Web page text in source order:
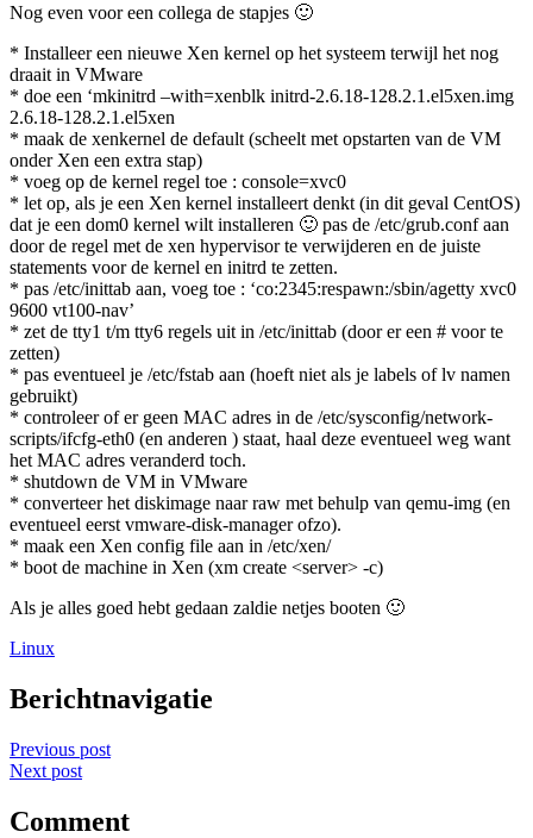
Nog even voor een collega de stapjes 🙂
* Installeer een nieuwe Xen kernel op het systeem terwijl het nog
draait in VMware
* doe een ‘mkinitrd –with=xenblk initrd-2.6.18-128.2.1.el5xen.img
2.6.18-128.2.1.el5xen
* maak de xenkernel de default (scheelt met opstarten van de VM
onder Xen een extra stap)
* voeg op de kernel regel toe : console=xvc0
* let op, als je een Xen kernel installeert denkt (in dit geval CentOS)
dat je een dom0 kernel wilt installeren 🙂 pas de /etc/grub.conf aan
door de regel met de xen hypervisor te verwijderen en de juiste
statements voor de kernel en initrd te zetten.
* pas /etc/inittab aan, voeg toe : ‘co:2345:respawn:/sbin/agetty xvc0
9600 vt100-nav’
* zet de tty1 t/m tty6 regels uit in /etc/inittab (door er een # voor te
zetten)
* pas eventueel je /etc/fstab aan (hoeft niet als je labels of lv namen
gebruikt)
* controleer of er geen MAC adres in de /etc/sysconfig/network-
scripts/ifcfg-eth0 (en anderen ) staat, haal deze eventueel weg want
het MAC adres veranderd toch.
* shutdown de VM in VMware
* converteer het diskimage naar raw met behulp van qemu-img (en
eventueel eerst vmware-disk-manager ofzo).
* maak een Xen config file aan in /etc/xen/
* boot de machine in Xen (xm create <server> -c)
Als je alles goed hebt gedaan zaldie netjes booten 🙂
Linux
Berichtnavigatie
Previous post
Next post
Comment